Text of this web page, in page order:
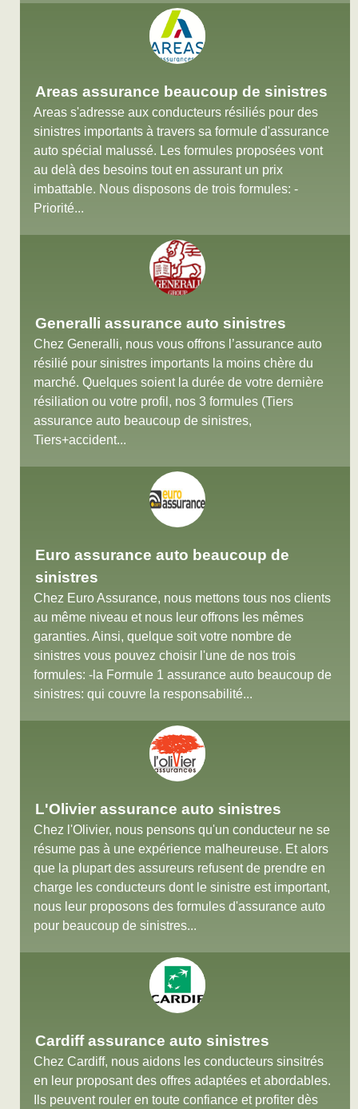
Areas assurance beaucoup de sinistres
Areas s'adresse aux conducteurs résiliés pour des
sinistres importants à travers sa formule d'assurance
auto spécial malussé. Les formules proposées vont
au delà des besoins tout en assurant un prix
imbattable. Nous disposons de trois formules: -
Priorité...
Generalli assurance auto sinistres
Chez Generalli, nous vous offrons l’assurance auto
résilié pour sinistres importants la moins chère du
marché. Quelques soient la durée de votre dernière
résiliation ou votre profil, nos 3 formules (Tiers
assurance auto beaucoup de sinistres,
Tiers+accident...
Euro assurance auto beaucoup de
sinistres
Chez Euro Assurance, nous mettons tous nos clients
au même niveau et nous leur offrons les mêmes
garanties. Ainsi, quelque soit votre nombre de
sinistres vous pouvez choisir l'une de nos trois
formules: -la Formule 1 assurance auto beaucoup de
sinistres: qui couvre la responsabilité...
L'Olivier assurance auto sinistres
Chez l'Olivier, nous pensons qu'un conducteur ne se
résume pas à une expérience malheureuse. Et alors
que la plupart des assureurs refusent de prendre en
charge les conducteurs dont le sinistre est important,
nous leur proposons des formules d'assurance auto
pour beaucoup de sinistres...
Cardiff assurance auto sinistres
Chez Cardiff, nous aidons les conducteurs sinsitrés
en leur proposant des offres adaptées et abordables.
Ils peuvent rouler en toute confiance et profiter dès